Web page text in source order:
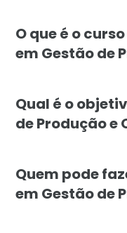
O que é o
em Gestão de
Qual é o
de Produção e
Quem pode
em Gestão de